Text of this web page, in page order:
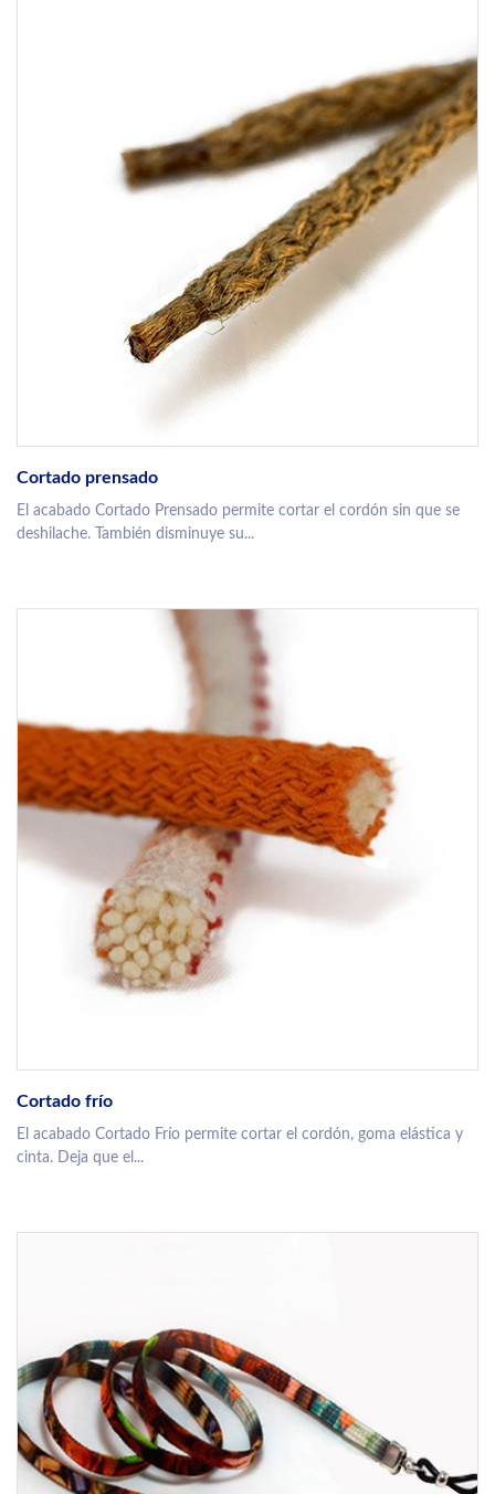
Cortado prensado
El acabado Cortado Prensado permite cortar el cordón sin que se
deshilache. También disminuye su...
Cortado frío
El acabado Cortado Frío permite cortar el cordón, goma elástica y
cinta. Deja que el...